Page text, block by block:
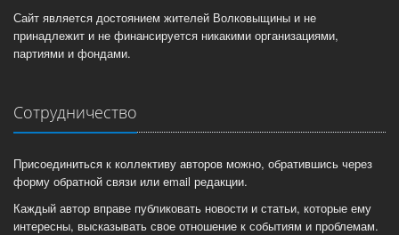
Сайт является достоянием жителей Волковыщины и не
принадлежит и не финансируется никакими организациями,
партиями и фондами.
Сотрудничество
Присоединиться к коллективу авторов можно, обратившись через
форму обратной связи или email редакции.
Каждый автор вправе публиковать новости и статьи, которые ему
интересны, высказывать свое отношение к событиям и проблемам.